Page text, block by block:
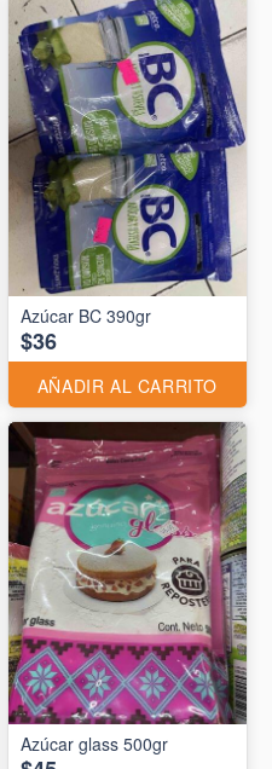
Azúcar BC 390gr
$36
AÑADIR AL CARRITO
Azúcar glass 500gr